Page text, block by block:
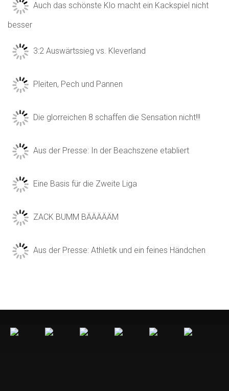
Auch das schönste Klo macht ein Kackspiel nicht
besser
3:2 Auswärtssieg vs. Kleverland
Pleiten, Pech und Pannen
Die glorreichen 8 schaffen die Sensation nicht!!!
Aus der Presse: In der Beachszene etabliert
Eine Basis für die Zweite Liga
ZACK BUMM BÄÄÄÄÄM
Aus der Presse: Athletik und ein feines Händchen